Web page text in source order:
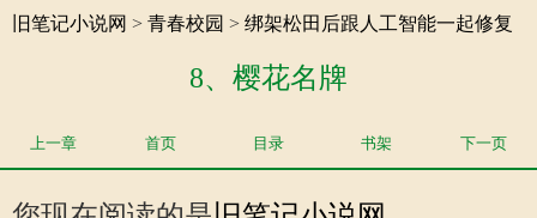
旧笔记小说网 > 青春校园 > 绑架松田后跟人工智能一起修复
8、樱花名牌
上一章 首页 目录 书架 下一页